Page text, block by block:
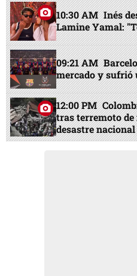
10:30 AM Inés
Lamine Yamal:
09:21 AM
mercado y sufrió
12:00 PM
tras terremoto
desastre nacional